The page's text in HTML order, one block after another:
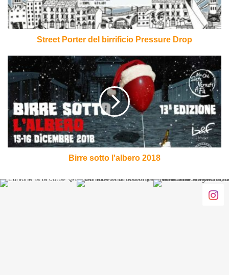
Street Porter del birrificio Pressure Drop
Birre
sotto
l'albero
2018
Birre sotto l'albero 2018